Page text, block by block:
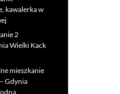
kawalerka w
2
Wielki Kack
mieszkanie
Gdynia